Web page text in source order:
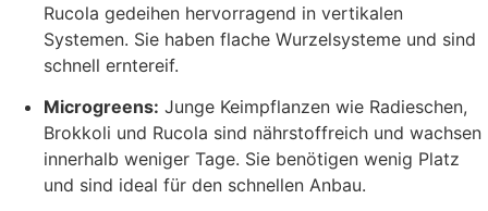
Rucola gedeihen hervorragend in vertikalen
Systemen. Sie haben flache Wurzelsysteme und sind
schnell erntereif.
Microgreens: Junge Keimpflanzen wie Radieschen,
Brokkoli und Rucola sind nährstoffreich und wachsen
innerhalb weniger Tage. Sie benötigen wenig Platz
und sind ideal für den schnellen Anbau.